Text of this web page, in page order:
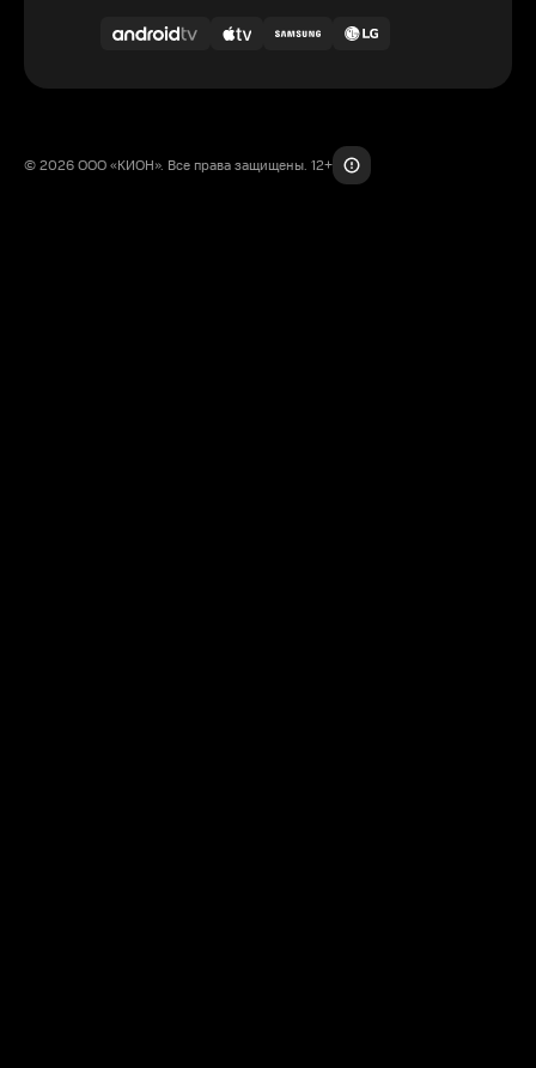
© 2026 ООО «КИОН». Все права защищены. 12+